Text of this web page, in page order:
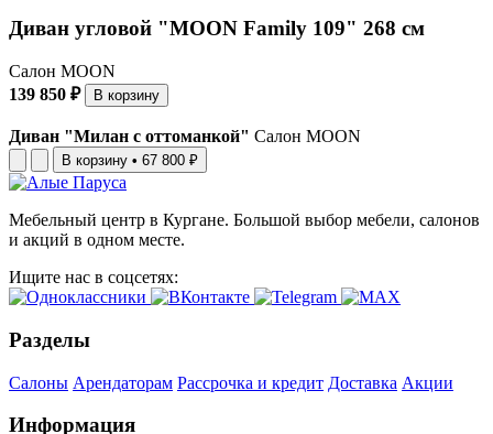
Объём бельевого короба 129 л
Декоративные подушки Не входят в комплект (приобретаются
дополнительно)
Комплектация (1)66Л v1+Д20 v1+7ПЯ v1+(1)66П v1
Страна-производитель Россия
Дополнительная гарантия 10 лет на металлокаркас
Максимальная нагрузка на спальное место 150 кг
Диван угловой "MOON Family 109" 268 см
Салон MOON
139 850 ₽
В корзину
Диван "Милан с оттоманкой" Салон MOON
В корзину • 67 800 ₽
Мебельный центр в Кургане. Большой выбор мебели, салонов
и акций в одном месте.
Ищите нас в соцсетях:
Разделы
Салоны Арендаторам Рассрочка и кредит Доставка Акции
Информация